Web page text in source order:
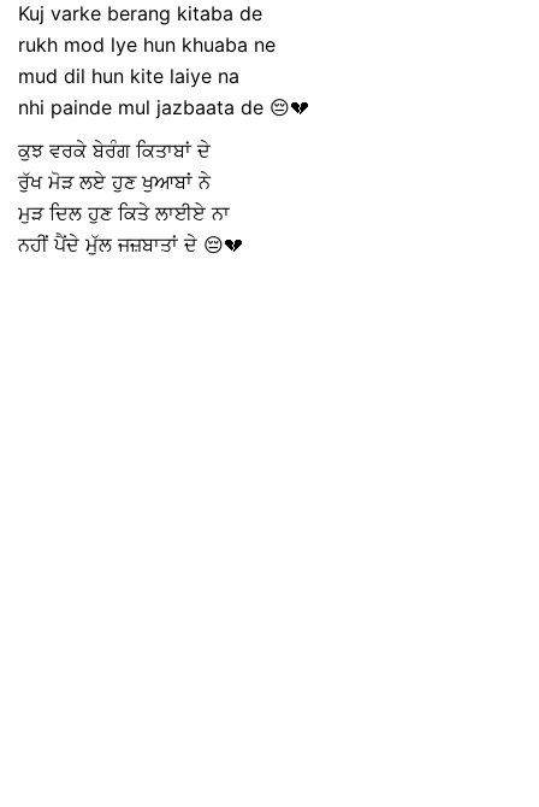
Kuj varke berang kitaba de
rukh mod lye hun khuaba ne
mud dil hun kite laiye na
nhi painde mul jazbaata de 😔💔
ਕੁਝ ਵਰਕੇ ਬੇਰੰਗ ਕਿਤਾਬਾਂ ਦੇ
ਰੁੱਖ ਮੋੜ ਲਏ ਹੁਣ ਖੁਆਬਾਂ ਨੇ
ਮੁੜ ਦਿਲ ਹੁਣ ਕਿਤੇ ਲਾਈਏ ਨਾ
ਨਹੀਂ ਪੈਂਦੇ ਮੁੱਲ ਜਜ਼ਬਾਤਾਂ ਦੇ 😔💔